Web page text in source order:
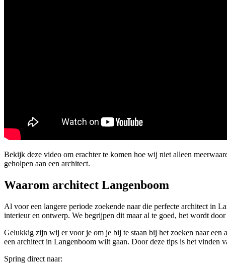
Bekijk deze video om erachter te komen hoe wij niet alleen
geholpen aan een architect.
Waarom architect Langenboom
Al voor een langere periode zoekende naar die perfecte architect in
interieur en ontwerp. We begrijpen dit maar al te goed, het wordt
Gelukkig zijn wij er voor je om je bij te staan bij het zoeken naar
een architect in Langenboom wilt gaan. Door deze tips is het vinden
Spring direct naar: